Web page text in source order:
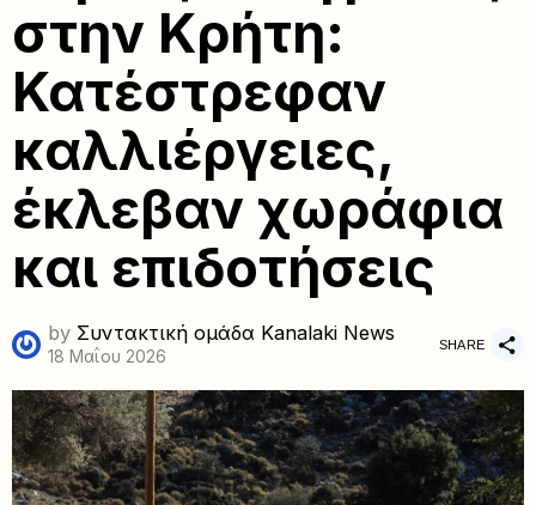
στην Κρήτη:
Κατέστρεφαν
καλλιέργειες,
έκλεβαν χωράφια
και επιδοτήσεις
by Συντακτική ομάδα Kanalaki News
18 Μαΐου 2026
SHARE